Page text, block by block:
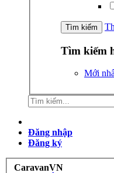
Tìm kiếm
Mới
Đăng nhập
Đăng ký
CaravanVN